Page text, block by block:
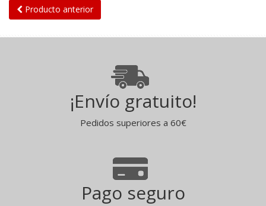
Producto anterior
¡Envío gratuito!
Pedidos superiores a 60€
Pago seguro